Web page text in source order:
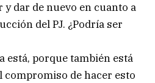
dar de nuevo en cuanto a
del PJ. ¿Podría ser
está, porque también está
compromiso de hacer esto